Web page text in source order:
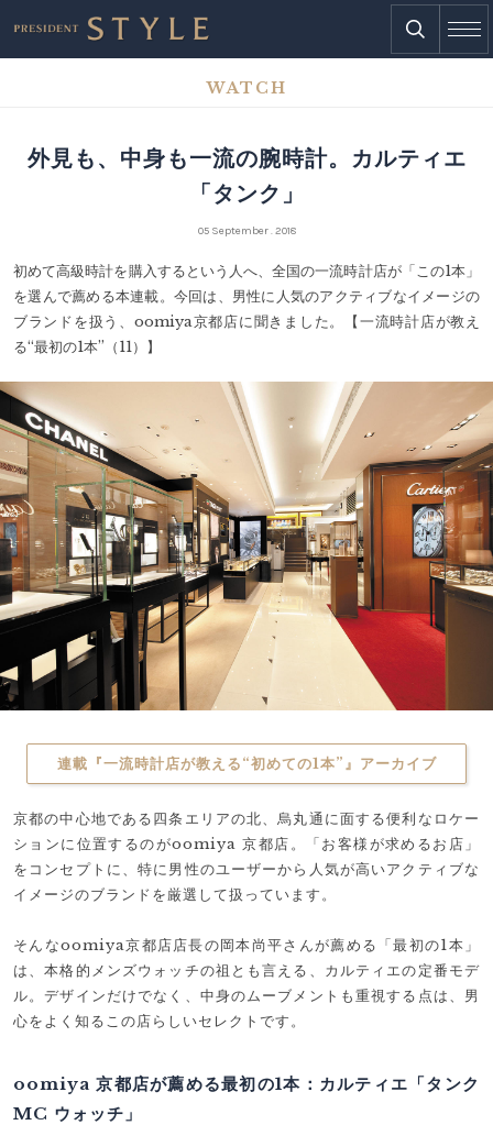
WATCH
外見も、中身も一流の腕時計。カルティエ
「タンク」
05 September . 2018
初めて高級時計を購入するという人へ、全国の一流時計店が「この1本」
を選んで薦める本連載。今回は、男性に人気のアクティブなイメージの
ブランドを扱う、oomiya京都店に聞きました。【一流時計店が教え
る“最初の1本”（11）】
連載『一流時計店が教える“初めての1本”』アーカイブ
京都の中心地である四条エリアの北、烏丸通に面する便利なロケー
ションに位置するのがoomiya 京都店。「お客様が求めるお店」
をコンセプトに、特に男性のユーザーから人気が高いアクティブな
イメージのブランドを厳選して扱っています。
そんなoomiya京都店店長の岡本尚平さんが薦める「最初の1本」
は、本格的メンズウォッチの祖とも言える、カルティエの定番モデ
ル。デザインだけでなく、中身のムーブメントも重視する点は、男
心をよく知るこの店らしいセレクトです。
oomiya 京都店が薦める最初の1本：カルティエ「タンク
MC ウォッチ」